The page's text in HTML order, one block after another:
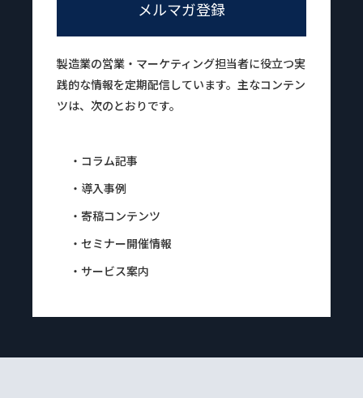
メルマガ登録
製造業の営業・マーケティング担当者に役立つ実
践的な情報を定期配信しています。主なコンテン
ツは、次のとおりです。
・コラム記事
・導入事例
・寄稿コンテンツ
・セミナー開催情報
・サービス案内